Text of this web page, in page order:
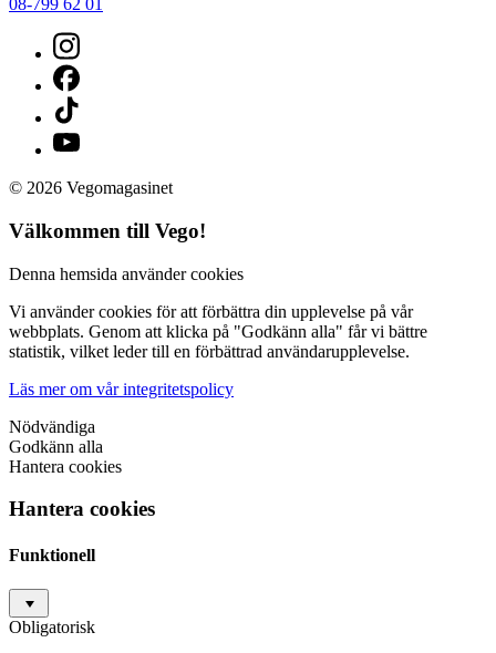
08-799 62 01
© 2026 Vegomagasinet
Välkommen till Vego!
Denna hemsida använder cookies
Vi använder cookies för att förbättra din upplevelse på vår
webbplats. Genom att klicka på "Godkänn alla" får vi bättre
statistik, vilket leder till en förbättrad användarupplevelse.
Läs mer om vår integritetspolicy
Nödvändiga
Godkänn alla
Hantera cookies
Hantera cookies
Funktionell
Obligatorisk